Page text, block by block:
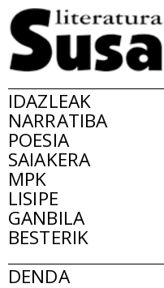
IDAZLEAK
NARRATIBA
POESIA
SAIAKERA
MPK
LISIPE
GANBILA
BESTERIK
DENDA